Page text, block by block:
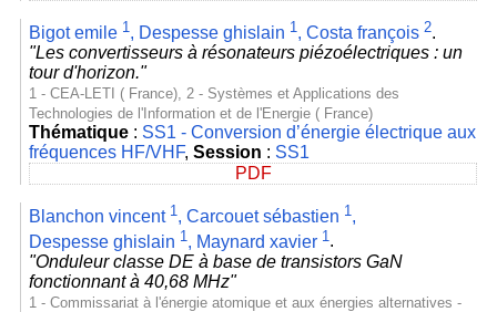
Bigot emile 1, Despesse ghislain 1, Costa françois 2.
"Les convertisseurs à résonateurs piézoélectriques : un
tour d'horizon."
1 - CEA-LETI ( France), 2 - Systèmes et Applications des
Technologies de l'Information et de l'Energie ( France)
Thématique: SS1 - Conversion d’énergie électrique aux
fréquences HF/VHF, Session : SS1
PDF
Blanchon vincent 1, Carcouet sébastien 1,
Despesse ghislain 1, Maynard xavier 1.
"Onduleur classe DE à base de transistors GaN
fonctionnant à 40,68 MHz"
1 - Commissariat à l'énergie atomique et aux énergies alternatives -